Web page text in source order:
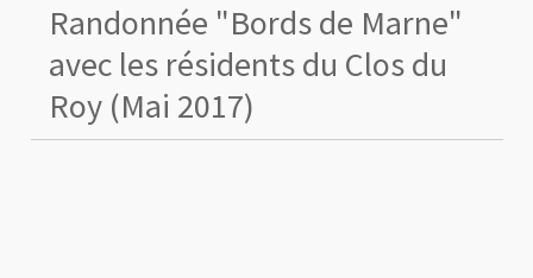
Randonnée "Bords de Marne"
avec les résidents du Clos du
Roy (Mai 2017)